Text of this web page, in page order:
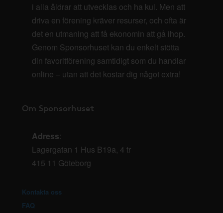
i alla åldrar att utvecklas och ha kul. Men att
driva en förening kräver resurser, och ofta är
det en utmaning att få ekonomin att gå ihop.
Genom Sponsorhuset kan du enkelt stötta
din favoritförening samtidigt som du handlar
online – utan att det kostar dig något extra!
Om Sponsorhuset
Adress:
Lagergatan 1 Hus B19a, 4 tr
415 11 Göteborg
Kontakta oss
FAQ